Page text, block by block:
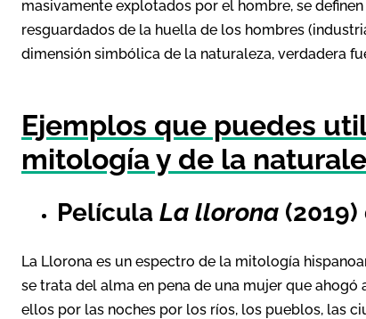
masivamente explotados por el hombre, se
resguardados de la huella de los hombres
dimensión simbólica de la naturaleza, verdadera
Ejemplos que puedes
mitología y de la
Película La llorona
La Llorona es un espectro de la mitología
se trata del alma en pena de una mujer que ahogó
ellos por las noches por los ríos, los pueblos, las